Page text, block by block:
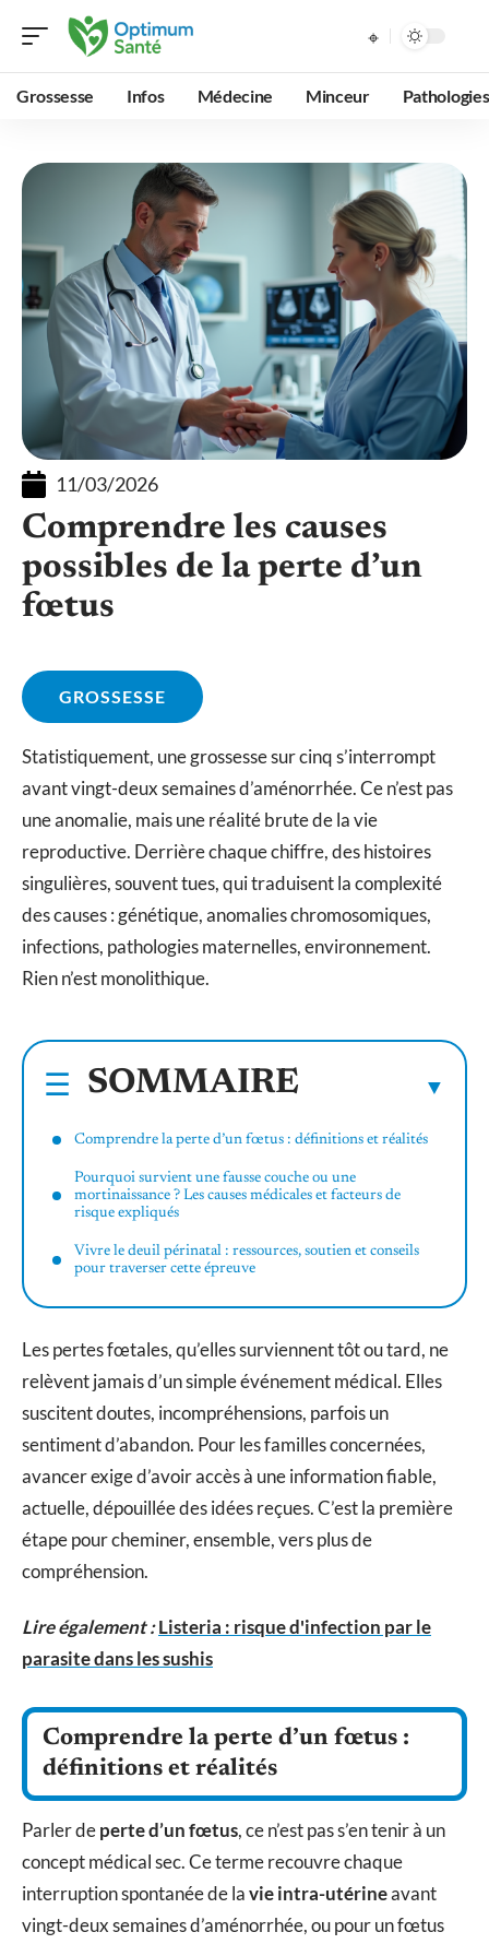
Grossesse Infos Médecine Minceur Pathologies
11/03/2026
Comprendre les causes
possibles de la perte d’un
fœtus
GROSSESSE
Statistiquement, une grossesse sur cinq s’interrompt
avant vingt-deux semaines d’aménorrhée. Ce n’est pas
une anomalie, mais une réalité brute de la vie
reproductive. Derrière chaque chiffre, des histoires
singulières, souvent tues, qui traduisent la complexité
des causes : génétique, anomalies chromosomiques,
infections, pathologies maternelles, environnement.
Rien n’est monolithique.
SOMMAIRE
Comprendre la perte d’un fœtus : définitions et réalités
Pourquoi survient une fausse couche ou une
mortinaissance ? Les causes médicales et facteurs de
risque expliqués
Vivre le deuil périnatal : ressources, soutien et conseils
pour traverser cette épreuve
Les pertes fœtales, qu’elles surviennent tôt ou tard, ne
relèvent jamais d’un simple événement médical. Elles
suscitent doutes, incompréhensions, parfois un
sentiment d’abandon. Pour les familles concernées,
avancer exige d’avoir accès à une information fiable,
actuelle, dépouillée des idées reçues. C’est la première
étape pour cheminer, ensemble, vers plus de
compréhension.
Lire également :Listeria : risque d'infection par le
parasite dans les sushis
Comprendre la perte d’un fœtus :
définitions et réalités
Parler deperte d’un fœtus, ce n’est pas s’en tenir à un
concept médical sec. Ce terme recouvre chaque
interruption spontanée de lavie intra-utérineavant
vingt-deux semaines d’aménorrhée, ou pour un fœtus